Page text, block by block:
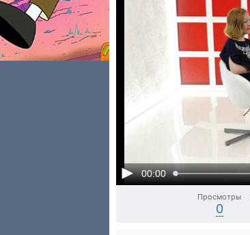
00:00
Просмотры
0